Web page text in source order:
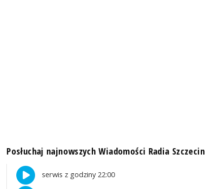
Posłuchaj najnowszych Wiadomości Radia Szczecin
serwis z godziny 22:00